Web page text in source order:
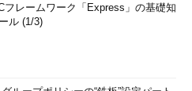
フレームワーク「Express」の基礎知
ル (1/3)